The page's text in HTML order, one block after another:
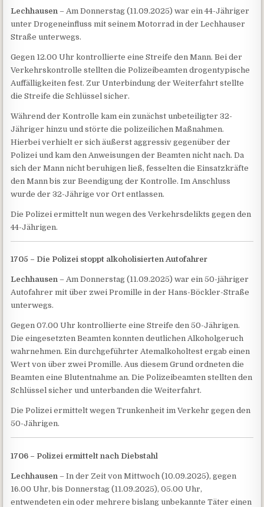
Lechhausen – Am Donnerstag (11.09.2025) war ein 44-Jähriger
unter Drogeneinfluss mit seinem Motorrad in der Lechhauser
Straße unterwegs.
Gegen 12.00 Uhr kontrollierte eine Streife den Mann. Bei der
Verkehrskontrolle stellten die Polizeibeamten drogentypische
Auffälligkeiten fest. Zur Unterbindung der Weiterfahrt stellte
die Streife die Schlüssel sicher.
Während der Kontrolle kam ein zunächst unbeteiligter 32-
Jähriger hinzu und störte die polizeilichen Maßnahmen.
Hierbei verhielt er sich äußerst aggressiv gegenüber der
Polizei und kam den Anweisungen der Beamten nicht nach. Da
sich der Mann nicht beruhigen ließ, fesselten die Einsatzkräfte
den Mann bis zur Beendigung der Kontrolle. Im Anschluss
wurde der 32-Jährige vor Ort entlassen.
Die Polizei ermittelt nun wegen des Verkehrsdelikts gegen den
44-Jährigen.
1705 – Die Polizei stoppt alkoholisierten Autofahrer
Lechhausen – Am Donnerstag (11.09.2025) war ein 50-jähriger
Autofahrer mit über zwei Promille in der Hans-Böckler-Straße
unterwegs.
Gegen 07.00 Uhr kontrollierte eine Streife den 50-Jährigen.
Die eingesetzten Beamten konnten deutlichen Alkoholgeruch
wahrnehmen. Ein durchgeführter Atemalkoholtest ergab einen
Wert von über zwei Promille. Aus diesem Grund ordneten die
Beamten eine Blutentnahme an. Die Polizeibeamten stellten den
Schlüssel sicher und unterbanden die Weiterfahrt.
Die Polizei ermittelt wegen Trunkenheit im Verkehr gegen den
50-Jährigen.
1706 – Polizei ermittelt nach Diebstahl
Lechhausen – In der Zeit von Mittwoch (10.09.2025), gegen
16.00 Uhr, bis Donnerstag (11.09.2025), 05.00 Uhr,
entwendeten ein oder mehrere bislang unbekannte Täter einen